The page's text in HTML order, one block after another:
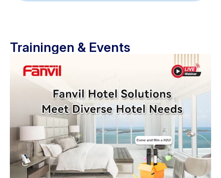
Trainingen & Events